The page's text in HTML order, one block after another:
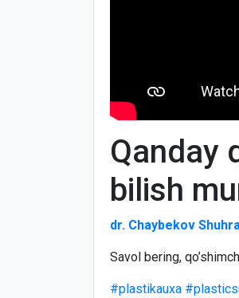
Qanday
bilish
dr. Chaybekov
Savol bering,
#plastikauxa